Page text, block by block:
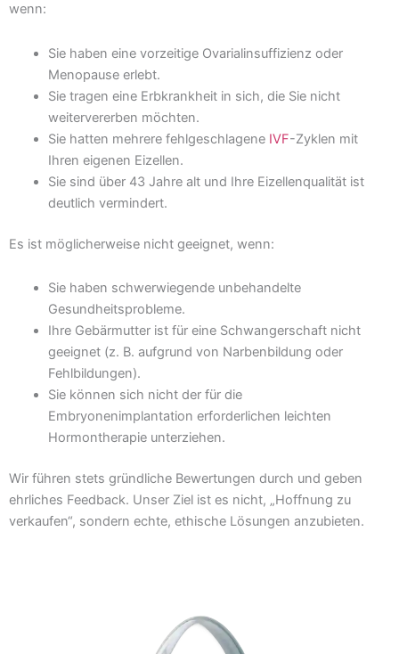
wenn:
Sie haben eine vorzeitige Ovarialinsuffizienz oder
Menopause erlebt.
Sie tragen eine Erbkrankheit in sich, die Sie nicht
weitervererben möchten.
Sie hatten mehrere fehlgeschlagene IVF-Zyklen mit
Ihren eigenen Eizellen.
Sie sind über 43 Jahre alt und Ihre Eizellenqualität ist
deutlich vermindert.
Es ist möglicherweise nicht geeignet, wenn:
Sie haben schwerwiegende unbehandelte
Gesundheitsprobleme.
Ihre Gebärmutter ist für eine Schwangerschaft nicht
geeignet (z. B. aufgrund von Narbenbildung oder
Fehlbildungen).
Sie können sich nicht der für die
Embryonenimplantation erforderlichen leichten
Hormontherapie unterziehen.
Wir führen stets gründliche Bewertungen durch und geben
ehrliches Feedback. Unser Ziel ist es nicht, „Hoffnung zu
verkaufen“, sondern echte, ethische Lösungen anzubieten.